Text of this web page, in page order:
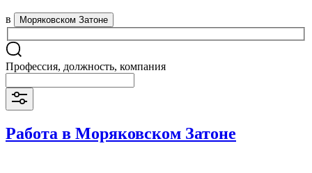
в Моряковском Затоне
Профессия, должность, компания
Работа в Моряковском Затоне